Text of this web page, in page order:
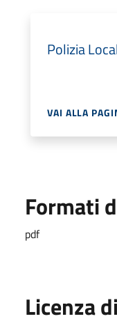
Polizia
VAI ALLA
Formati
pdf
Licenza